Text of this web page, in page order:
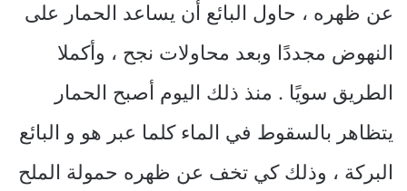
عن ظهره ، حاول البائع أن يساعد الحمار على
النهوض مجددًا وبعد محاولات نجح ، وأكملا
الطريق سويًا . منذ ذلك اليوم أصبح الحمار
يتظاهر بالسقوط في الماء كلما عبر هو و البائع
البركة ، وذلك كي تخف عن ظهره حمولة الملح